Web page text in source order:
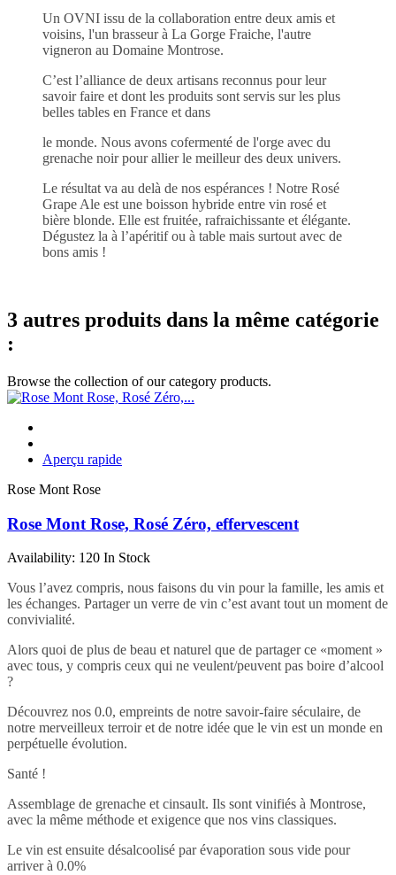
Un OVNI issu de la collaboration entre deux amis et
voisins, l'un brasseur à La Gorge Fraiche, l'autre
vigneron au Domaine Montrose.
C’est l’alliance de deux artisans reconnus pour leur
savoir faire et dont les produits sont servis sur les plus
belles tables en France et dans
le monde. Nous avons cofermenté de l'orge avec du
grenache noir pour allier le meilleur des deux univers.
Le résultat va au delà de nos espérances ! Notre Rosé
Grape Ale est une boisson hybride entre vin rosé et
bière blonde. Elle est fruitée, rafraichissante et élégante.
Dégustez la à l’apéritif ou à table mais surtout avec de
bons amis !
3 autres produits dans la même catégorie
:
Browse the collection of our category products.
Aperçu rapide
Rose Mont Rose
Rose Mont Rose, Rosé Zéro, effervescent
Availability: 120 In Stock
Vous l’avez compris, nous faisons du vin pour la famille, les amis et
les échanges. Partager un verre de vin c’est avant tout un moment de
convivialité.
Alors quoi de plus de beau et naturel que de partager ce «moment »
avec tous, y compris ceux qui ne veulent/peuvent pas boire d’alcool
?
Découvrez nos 0.0, empreints de notre savoir-faire séculaire, de
notre merveilleux terroir et de notre idée que le vin est un monde en
perpétuelle évolution.
Santé !
Assemblage de grenache et cinsault. Ils sont vinifiés à Montrose,
avec la même méthode et exigence que nos vins classiques.
Le vin est ensuite désalcoolisé par évaporation sous vide pour
arriver à 0.0%